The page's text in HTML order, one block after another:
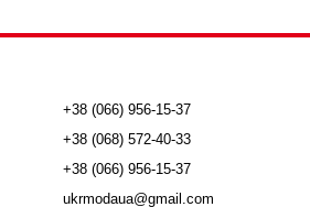
+38 (066) 956-15-37
+38 (068) 572-40-33
+38 (066) 956-15-37
ukrmodaua@gmail.com